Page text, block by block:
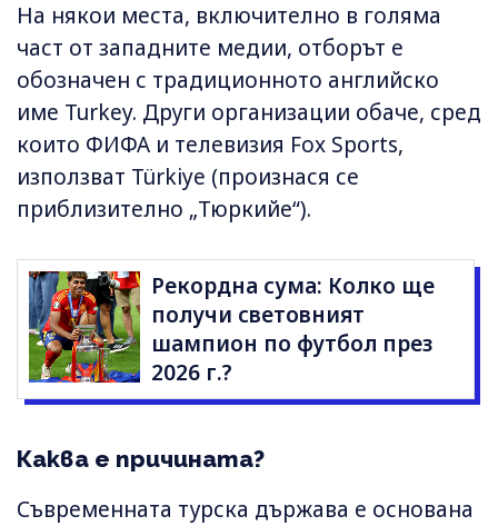
На някои места, включително в голяма
част от западните медии, отборът е
обозначен с традиционното английско
име Turkey. Други организации обаче, сред
които ФИФА и телевизия Fox Sports,
използват Türkiye (произнася се
приблизително „Тюркийе“).
Рекордна сума: Колко ще
получи световният
шампион по футбол през
2026 г.?
Каква е причината?
Съвременната турска държава е основана